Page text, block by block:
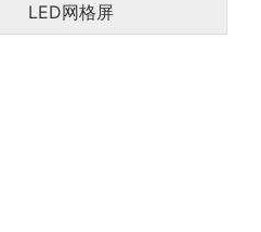
LED网格屏